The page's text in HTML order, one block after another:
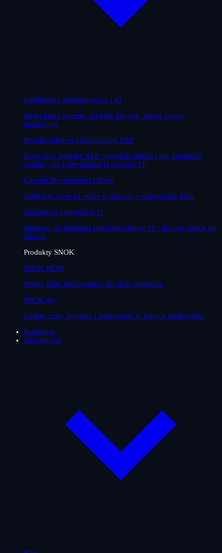
Inteligentna Automatyzacja i AI
Mniej pracy ręcznej, szybsze decyzje, niższe koszty
operacyjne
Bezpieczeństwo i Technologia SAP
Krytyczne systemy SAP - pewność operacyjna, zgodność
regulacyjna i optymalizacja kosztów IT
Custom Development i Dane
Aplikacje szyte na miarę w oparciu o wiarygodne dane
Doradztwo i Integracja IT
Strategia, architektura i bezpieczeństwo IT - decyzje oparte na
faktach
Produkty SNOK
SNOK MDM
Master Data Management dla skali enterprise
SNOK.me
Ludzie, czas, projekty i rentowność w jednym środowisku
Realizacje
Aktualności